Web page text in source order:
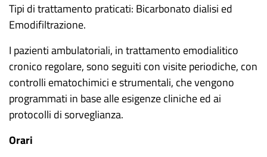
Tipi di trattamento praticati: Bicarbonato dialisi ed
Emodifiltrazione.
I pazienti ambulatoriali, in trattamento emodialitico
cronico regolare, sono seguiti con visite periodiche, con
controlli ematochimici e strumentali, che vengono
programmati in base alle esigenze cliniche ed ai
protocolli di sorveglianza.
Orari